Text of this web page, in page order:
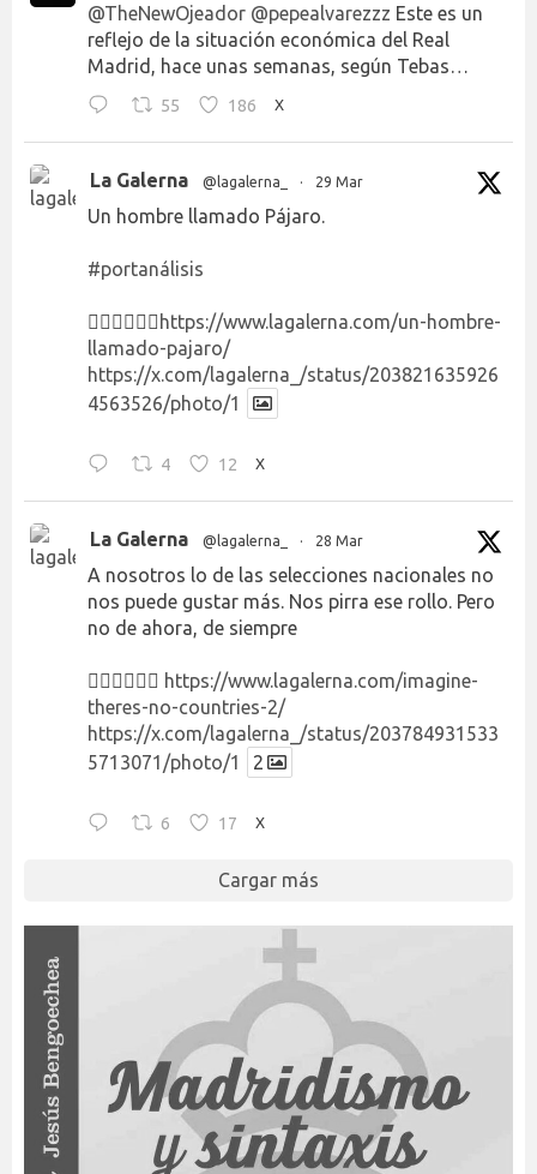
@TheNewOjeador @pepealvarezzz Este es un
reflejo de la situación económica del Real
Madrid, hace unas semanas, según Tebas…
55 186 X
La Galerna @lagalerna_ · 29 Mar
Un hombre llamado Pájaro.
#portanálisis
👉🏻👉🏻👉🏻 https://www.lagalerna.com/un-hombre-
llamado-pajaro/
https://x.com/lagalerna_/status/203821635926
4563526/photo/1
4 12 X
La Galerna @lagalerna_ · 28 Mar
A nosotros lo de las selecciones nacionales no
nos puede gustar más. Nos pirra ese rollo. Pero
no de ahora, de siempre
👉🏻👉🏻👉🏻 https://www.lagalerna.com/imagine-
theres-no-countries-2/
https://x.com/lagalerna_/status/203784931533
5713071/photo/1
2
6 17 X
Cargar más